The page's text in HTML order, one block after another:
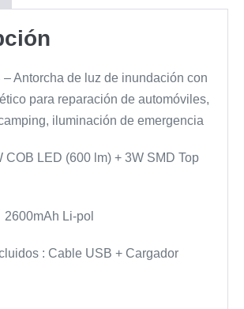
Antorcha de luz de inundación con
para reparación de automóviles,
iluminación de emergencia
COB LED (600 lm) + 3W SMD Top
Li-pol
: Cable USB + Cargador